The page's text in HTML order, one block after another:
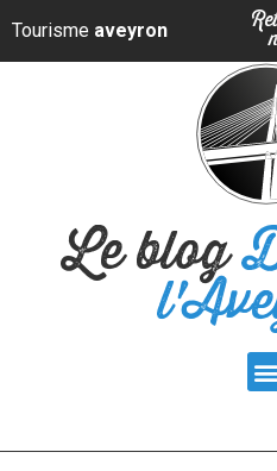
Panneau de gestion des
Tourisme aveyron
Le blog